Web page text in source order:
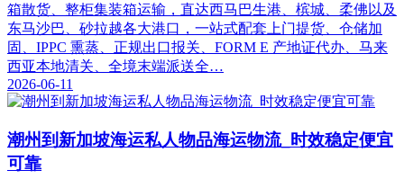
箱散货、整柜集装箱运输，直达西马巴生港、槟城、柔佛以及
东马沙巴、砂拉越各大港口，一站式配套上门提货、仓储加
固、IPPC 熏蒸、正规出口报关、FORM E 产地证代办、马来
西亚本地清关、全境末端派送全…
2026-06-11
潮州到新加坡海运私人物品海运物流_时效稳定便宜
可靠